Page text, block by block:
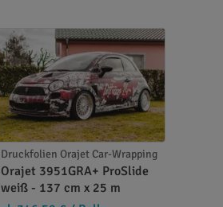
Druckfolien Orajet Car-Wrapping
Orajet 3951GRA+ ProSlide
weiß - 137 cm x 25 m